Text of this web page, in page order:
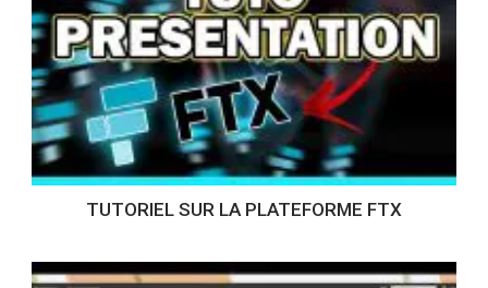
TUTORIEL SUR LA PLATEFORME FTX